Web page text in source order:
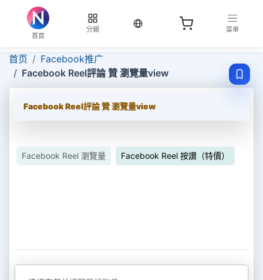
首頁
分類
当前语言：繁体
菜单
首页
Facebook推广
Facebook Reel評論 贊 瀏覽量view
Facebook Reel評論 贊 瀏覽量view
Facebook Reel 瀏覽量 Facebook Reel 按讚（特價）